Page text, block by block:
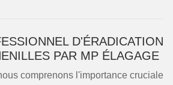
D'ÉRADICATION
PAR MP ÉLAGAGE
comprenons l'importance cruciale